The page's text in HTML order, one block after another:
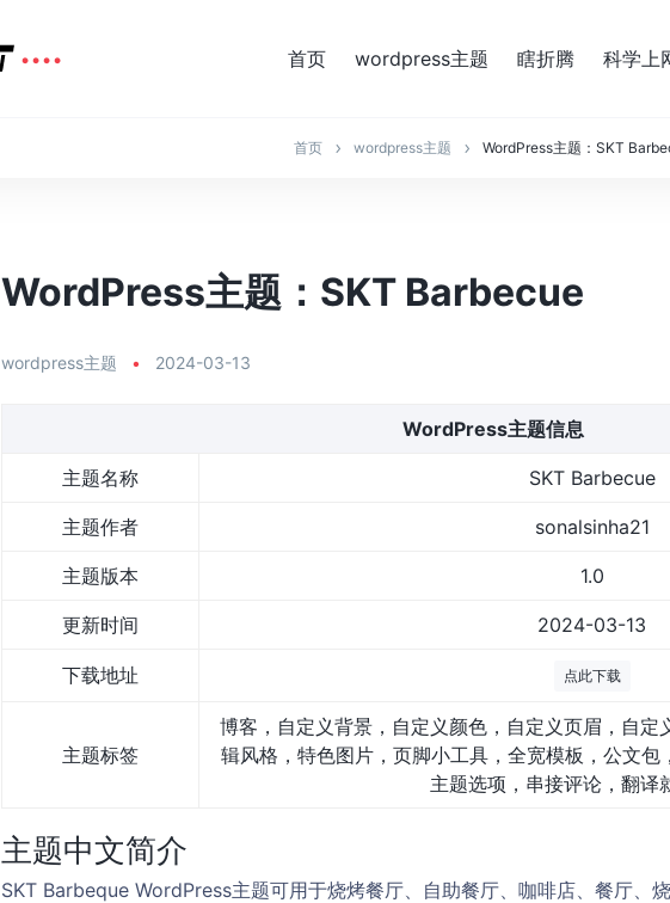
首页 wordpress主题 瞎折腾 科学上
首页 wordpress主题 WordPress主题：SKT
WordPress主题：SKT Barbecue
wordpress主题 • 2024-03-13
WordPress主题信息
主题名称 SKT Barbecue
主题作者 sonalsinha21
主题版本 1.0
更新时间 2024-03-13
下载地址 点此下载
主题标签
博客，自定义背景，自定义颜色，自定义页眉，自定
辑风格，特色图片，页脚小工具，全宽模板，公文包
主题选项，串接评论，翻译
主题中文简介
SKT Barbeque WordPress主题可用于烧烤餐厅、自助餐厅、咖啡店、餐厅、